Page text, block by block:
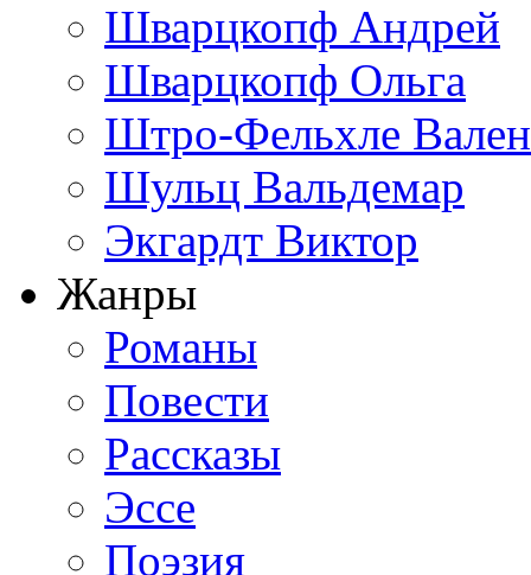
Шварцкопф Андрей
Шварцкопф Ольга
Штро-Фельхле
Шульц Вальдемар
Экгардт Виктор
Жанры
Романы
Повести
Рассказы
Эссе
Поэзия